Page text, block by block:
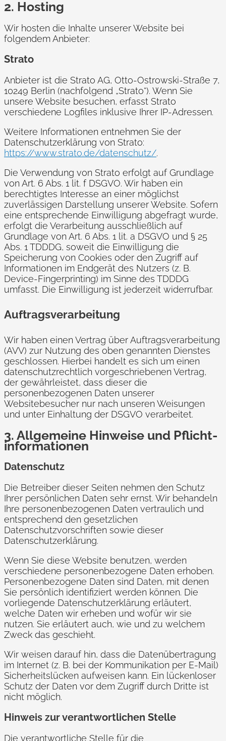
2. Hosting
Wir hosten die Inhalte unserer Website bei
folgendem Anbieter:
Strato
Anbieter ist die Strato AG, Otto-Ostrowski-Straße 7,
10249 Berlin (nachfolgend „Strato“). Wenn Sie
unsere Website besuchen, erfasst Strato
verschiedene Logfiles inklusive Ihrer IP-Adressen.
Weitere Informationen entnehmen Sie der
Datenschutzerklärung von Strato:
https://www.strato.de/datenschutz/.
Die Verwendung von Strato erfolgt auf Grundlage
von Art. 6 Abs. 1 lit. f DSGVO. Wir haben ein
berechtigtes Interesse an einer möglichst
zuverlässigen Darstellung unserer Website. Sofern
eine entsprechende Einwilligung abgefragt wurde,
erfolgt die Verarbeitung ausschließlich auf
Grundlage von Art. 6 Abs. 1 lit. a DSGVO und § 25
Abs. 1 TDDDG, soweit die Einwilligung die
Speicherung von Cookies oder den Zugriff auf
Informationen im Endgerät des Nutzers (z. B.
Device-Fingerprinting) im Sinne des TDDDG
umfasst. Die Einwilligung ist jederzeit widerrufbar.
Auftragsverarbeitung
Wir haben einen Vertrag über Auftragsverarbeitung
(AVV) zur Nutzung des oben genannten Dienstes
geschlossen. Hierbei handelt es sich um einen
datenschutzrechtlich vorgeschriebenen Vertrag,
der gewährleistet, dass dieser die
personenbezogenen Daten unserer
Websitebesucher nur nach unseren Weisungen
und unter Einhaltung der DSGVO verarbeitet.
3. Allgemeine Hinweise und Pflicht­
informationen
Datenschutz
Die Betreiber dieser Seiten nehmen den Schutz
Ihrer persönlichen Daten sehr ernst. Wir behandeln
Ihre personenbezogenen Daten vertraulich und
entsprechend den gesetzlichen
Datenschutzvorschriften sowie dieser
Datenschutzerklärung.
Wenn Sie diese Website benutzen, werden
verschiedene personenbezogene Daten erhoben.
Personenbezogene Daten sind Daten, mit denen
Sie persönlich identifiziert werden können. Die
vorliegende Datenschutzerklärung erläutert,
welche Daten wir erheben und wofür wir sie
nutzen. Sie erläutert auch, wie und zu welchem
Zweck das geschieht.
Wir weisen darauf hin, dass die Datenübertragung
im Internet (z. B. bei der Kommunikation per E-Mail)
Sicherheitslücken aufweisen kann. Ein lückenloser
Schutz der Daten vor dem Zugriff durch Dritte ist
nicht möglich.
Hinweis zur verantwortlichen Stelle
Die verantwortliche Stelle für die